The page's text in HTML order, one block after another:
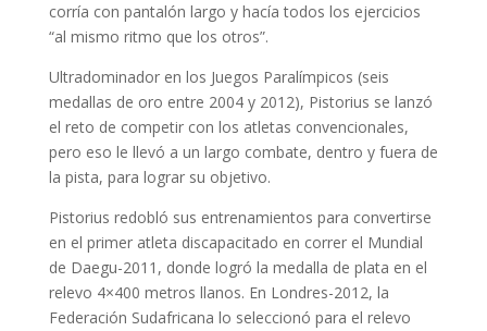
corría con pantalón largo y hacía todos los ejercicios
“al mismo ritmo que los otros”.
Ultradominador en los Juegos Paralímpicos (seis
medallas de oro entre 2004 y 2012), Pistorius se lanzó
el reto de competir con los atletas convencionales,
pero eso le llevó a un largo combate, dentro y fuera de
la pista, para lograr su objetivo.
Pistorius redobló sus entrenamientos para convertirse
en el primer atleta discapacitado en correr el Mundial
de Daegu-2011, donde logró la medalla de plata en el
relevo 4×400 metros llanos. En Londres-2012, la
Federación Sudafricana lo seleccionó para el relevo